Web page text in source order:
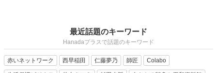
最近話題のキーワード
Hanadaプラスで話題のキーワード
赤いネットワーク 西早稲田 仁藤夢乃 師匠 Colabo